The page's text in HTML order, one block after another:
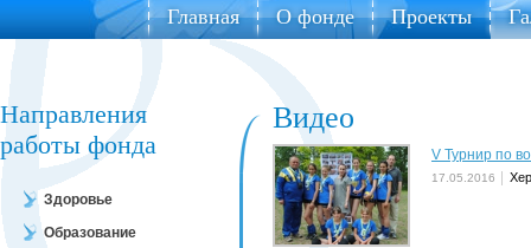
Главная О фонде Проекты
Направления
работы фонда
Здоровье
Образование
Видео
V Турнир по
17.05.2016